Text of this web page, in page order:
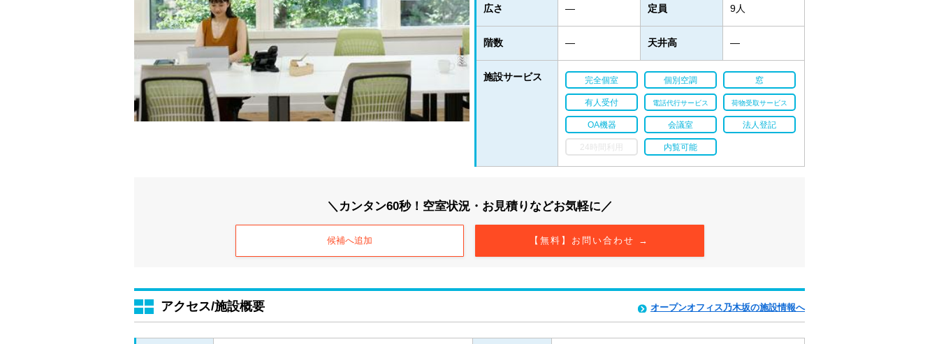
広さ ― 定員 9人
階数 ― 天井高 ―
施設サービス 完全個室 個別空調 窓
有人受付 電話代行サービス 荷物受取サービス
OA機器 会議室 法人登記
24時間利用 内覧可能
＼カンタン60秒！空室状況・お見積りなどお気軽に／
【無料】お問い合わせ →
候補へ追加
アクセス/施設概要 オープンオフィス乃木坂の施設情報へ